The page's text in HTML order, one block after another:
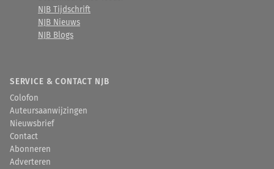
NJB Tijdschrift
NJB Nieuws
NJB Blogs
SERVICE & CONTACT NJB
Colofon
Auteursaanwijzingen
Nieuwsbrief
Contact
Abonneren
Adverteren